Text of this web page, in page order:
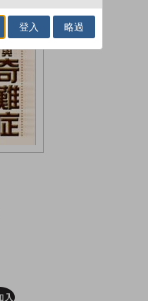
登入 略過